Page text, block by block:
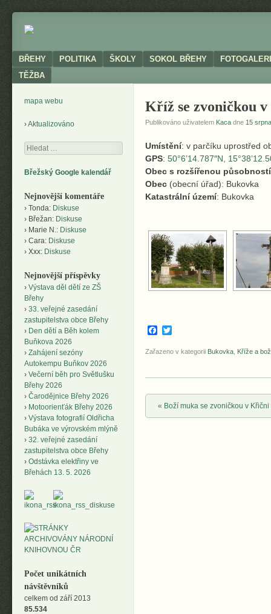
BŘEHY
Neoficiální
obce
Menu
SKIP TO CONTENT
BŘEHY POLITIKA ŠKOLY SOKOL BŘEHY
TĚŽBA
Kříž se zvoničkou
Publikováno uživatelem Kaca dne 15
Umístění: v parčíku uprostřed
GPS: 50°6’14.787″N,
Obec s rozšířenou působností
Obec (obecní úřad): Bukovka
Katastrální území: Bukovka
Facebook
Zařazeno v kategorii Bukovka Kříže a
Post navigation
« Boží muka se zvoničkou v Křični
mapa webu
Aktualizováno
Hledání
Břežský Google kalendář
Nejnovější komentáře
Tonda: Diskuse
Břežan: Diskuse
Marie N.: Diskuse
Cara: Diskuse
Xxx: Diskuse
Nejnovější příspěvky
Výstava děl dětí ze ZŠ
Břehy
33. veřejné zasedání
zastupitelstva obce Břehy
Den dětí a Běh kolem
Buňkova 2026
Zahájení sezóny
Autokempu Buňkov 2026
Večerní běh pro Světlušku
Břehy 2026
Čarodějnice Břehy 2026
Motoorienťák Břehy 2026
Výstava fotografií Oldřicha
Bubáka ve výrovském mlýně
32. veřejné zasedání
zastupitelstva obce Břehy
Odstávka elektřiny ve
Břehách 13. 5. 2026
Počet unikátních
návštěvníků
celkem od září 2013
85.534